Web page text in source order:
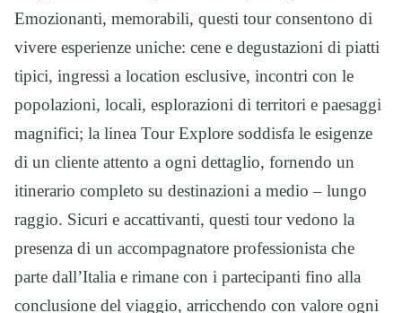
Emozionanti, memorabili, questi tour consentono di
vivere esperienze uniche: cene e degustazioni di piatti
tipici, ingressi a location esclusive, incontri con le
popolazioni, locali, esplorazioni di territori e paesaggi
magnifici; la linea Tour Explore soddisfa le esigenze
di un cliente attento a ogni dettaglio, fornendo un
itinerario completo su destinazioni a medio – lungo
raggio. Sicuri e accattivanti, questi tour vedono la
presenza di un accompagnatore professionista che
parte dall’Italia e rimane con i partecipanti fino alla
conclusione del viaggio, arricchendo con valore ogni